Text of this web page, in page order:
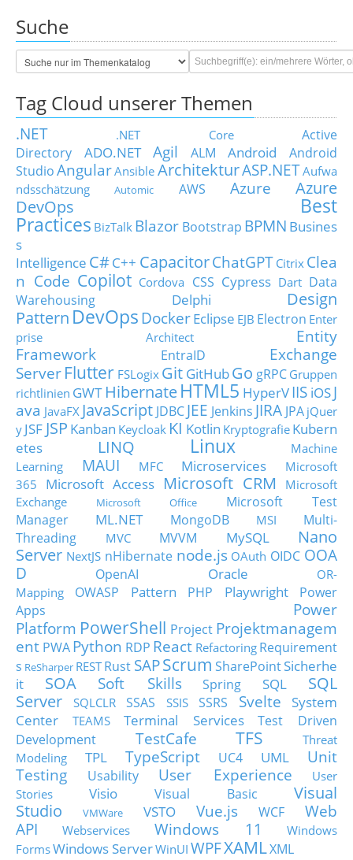
Suche
Tag Cloud unserer Themen
.NET .NET Core
Active
Directory
ADO.NET Agil ALM Android
Android
StudioAngularAnsible ArchitekturASP.NETAufwa
ndsschätzung
Automic AWS Azure
Azure
DevOps
Best
Practices BizTalk Blazor Bootstrap BPMN Busines
s
Intelligence C#C++ CapacitorChatGPT Citrix Clea
n Code Copilot Cordova CSS Cypress Dart Data
Warehousing
Delphi
Design
Pattern DevOps DockerEclipse EJB Electron Enter
prise Architect
Entity
Framework
EntraID
Exchange
Server Flutter FSLogix Git GitHubGo gRPC Gruppen
richtlinien GWT HibernateHTML5 HyperVIIS iOSJ
ava JavaFX JavaScript JDBC JEE Jenkins JIRA JPA jQuer
y JSF JSP Kanban Keycloak KI Kotlin Kryptografie Kubern
etes
LINQ Linux
Machine
Learning
MAUI MFC Microservices
Microsoft
365
Microsoft Access Microsoft CRM
Microsoft
Exchange
Microsoft Office
Microsoft Test
Manager
ML.NET MongoDB MSI
Multi-
Threading
MVC MVVM MySQL
Nano
Server NextJS nHibernate node.js OAuth OIDC OOA
D
OpenAI Oracle
OR-
Mapping
OWASP Pattern PHP Playwright
Power
Apps
Power
Platform PowerShell Project Projektmanagem
ent PWA Python RDP React Refactoring Requirement
s ReSharper RESTRust SAPScrum SharePointSicherhe
it
SOA Soft Skills Spring SQL
SQL
Server
SQLCLR SSAS SSIS SSRS Svelte
System
Center
TEAMS Terminal Services
Test Driven
Development
TestCafe TFS
Threat
Modeling
TPL TypeScript UC4 UML
Unit
Testing
Usability User Experience
User
Stories
Visio Visual Basic
Visual
Studio
VMWare VSTO Vue.js WCF
Web
API
Webservices Windows 11
Windows
FormsWindows ServerWinUI WPFXAMLXML